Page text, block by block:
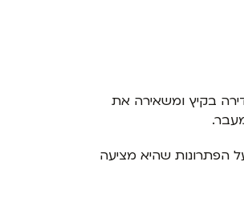
דירה בקיץ ומשאירה את
הפתרונות שהיא מציעה